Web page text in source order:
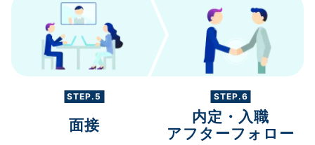
STEP.5
面接
STEP.6
内定・入職
アフターフォロー